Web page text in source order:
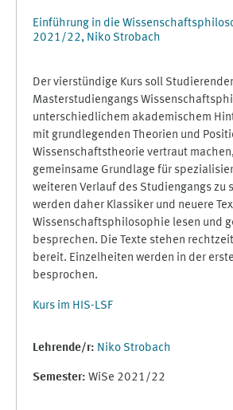
Einführung in die
2021/22, Niko Strobach
Der vierstündige Kurs soll
Masterstudiengangs
unterschiedlichem akademischem
mit grundlegenden Theorien und
Wissenschaftstheorie vertraut
gemeinsame Grundlage für
weiteren Verlauf des Studiengangs zu
werden daher Klassiker und neuere
Wissenschaftsphilosophie lesen und
besprechen. Die Texte stehen
bereit. Einzelheiten werden in der
besprochen.
Kurs im HIS-LSF
Lehrende/r: Niko Strobach
Semester: WiSe 2021/22